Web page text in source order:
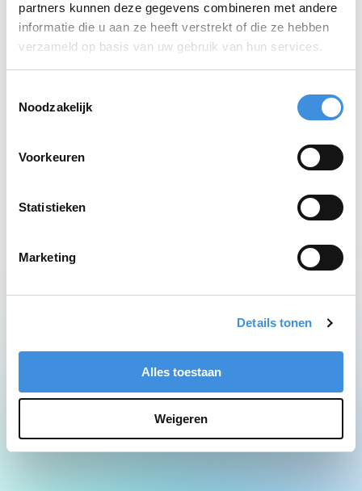
partners kunnen deze gegevens combineren met andere
informatie die u aan ze heeft verstrekt of die ze hebben
verzameld op basis van uw gebruik van hun services.
Noodzakelijk
Voorkeuren
Statistieken
Marketing
Details tonen
Alles toestaan
Weigeren
500